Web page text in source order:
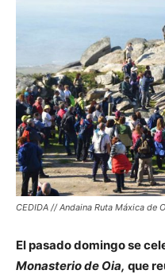
CEDIDA // Andaina Ruta Máxica de
El pasado domingo se
Monasterio de Oia, que